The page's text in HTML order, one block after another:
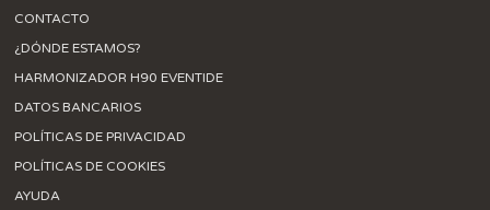
CONTACTO
¿DÓNDE ESTAMOS?
HARMONIZADOR H90 EVENTIDE
DATOS BANCARIOS
POLÍTICAS DE PRIVACIDAD
POLÍTICAS DE COOKIES
AYUDA